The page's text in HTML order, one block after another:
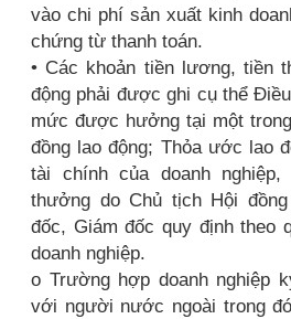
vào chi phí sản xuất kinh
chứng từ thanh toán.
• Các khoản tiền lương, tiền
động phải được ghi cụ thể
mức được hưởng tại một
đồng lao động; Thỏa ước lao
tài chính của doanh
thưởng do Chủ tịch Hội
đốc, Giám đốc quy định theo
doanh nghiệp.
o Trường hợp doanh nghiệp
với người nước ngoài trong